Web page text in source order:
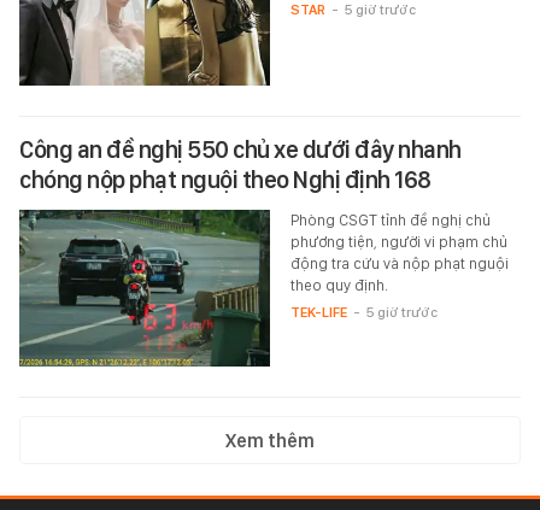
STAR - 5 giờ trước
Công an đề nghị 550 chủ xe dưới đây nhanh
chóng nộp phạt nguội theo Nghị định 168
Phòng CSGT tỉnh đề nghị chủ
phương tiện, người vi phạm chủ
động tra cứu và nộp phạt nguội
theo quy định.
TEK-LIFE - 5 giờ trước
Xem thêm